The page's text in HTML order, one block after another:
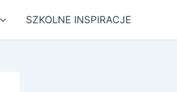
SZKOLNE INSPIRACJE